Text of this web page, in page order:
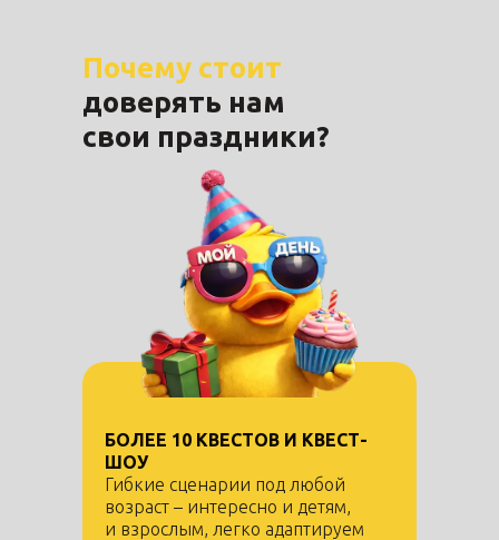
Почему стоит
доверять нам
свои праздники?
БОЛЕЕ 10 КВЕСТОВ И КВЕСТ-
ШОУ
Гибкие сценарии под любой
возраст – интересно и детям,
и взрослым, легко адаптируем